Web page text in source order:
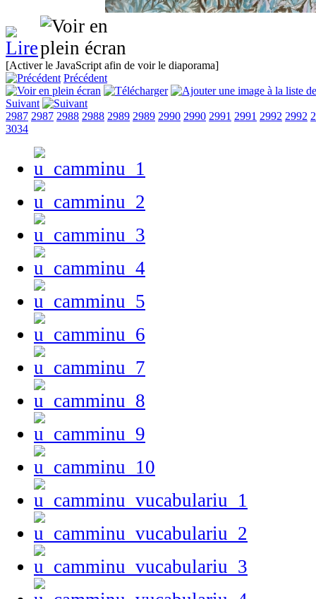
[Activer le JavaScript afin de voir le diaporama]
Précédent
Suivant
2987 2987 2988 2988 2989 2989 2990 2990 2991 2991 2992 2992
3034